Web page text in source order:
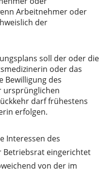
Arbeitnehmer oder
der
soll der oder die
oder das
Bewilligung des
ursprünglichen
darf frühestens
erfolgen.
Interessen des
Betriebsrat eingerichtet
von der im